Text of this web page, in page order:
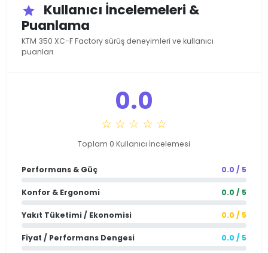
star
Kullanıcı İncelemeleri &
Puanlama
KTM 350 XC-F Factory sürüş deneyimleri ve kullanıcı
puanları
0.0
☆ ☆ ☆ ☆ ☆
Toplam 0 Kullanıcı İncelemesi
Performans & Güç 0.0 / 5
Konfor & Ergonomi 0.0 / 5
Yakıt Tüketimi / Ekonomisi 0.0 / 5
Fiyat / Performans Dengesi 0.0 / 5